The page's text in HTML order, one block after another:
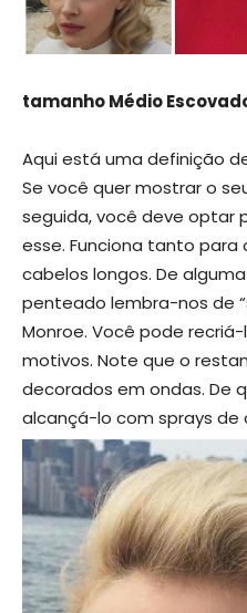
tamanho Médio
Aqui está uma definição
Se você quer mostrar o
seguida, você deve optar
esse. Funciona tanto
cabelos longos. De
penteado lembra-nos de
Monroe. Você pode
motivos. Note que o
decorados em ondas. De
alcançá-lo com sprays de